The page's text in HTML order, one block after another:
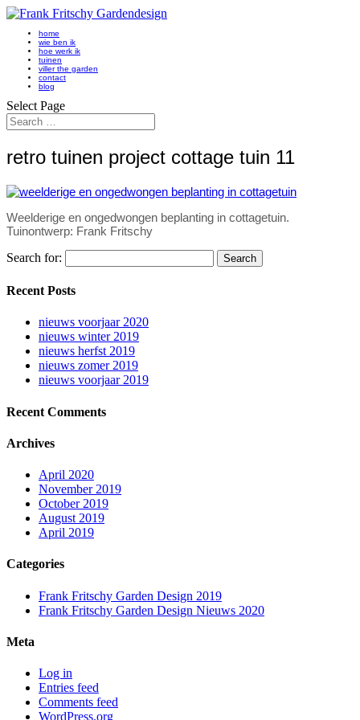
home
wie ben ik
hoe werk ik
tuinen
viller the garden
contact
blog
Select Page
retro tuinen project cottage tuin 11
Weelderige en ongedwongen beplanting in cottagetuin.
Tuinontwerp: Frank Fritschy
Search for:
Recent Posts
nieuws voorjaar 2020
nieuws winter 2019
nieuws herfst 2019
nieuws zomer 2019
nieuws voorjaar 2019
Recent Comments
Archives
April 2020
November 2019
October 2019
August 2019
April 2019
Categories
Frank Fritschy Garden Design 2019
Frank Fritschy Garden Design Nieuws 2020
Meta
Log in
Entries feed
Comments feed
WordPress.org